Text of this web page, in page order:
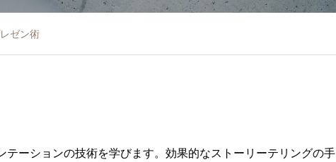
ゼン術
ーションの技術を学びます。効果的なストーリーテリングの手